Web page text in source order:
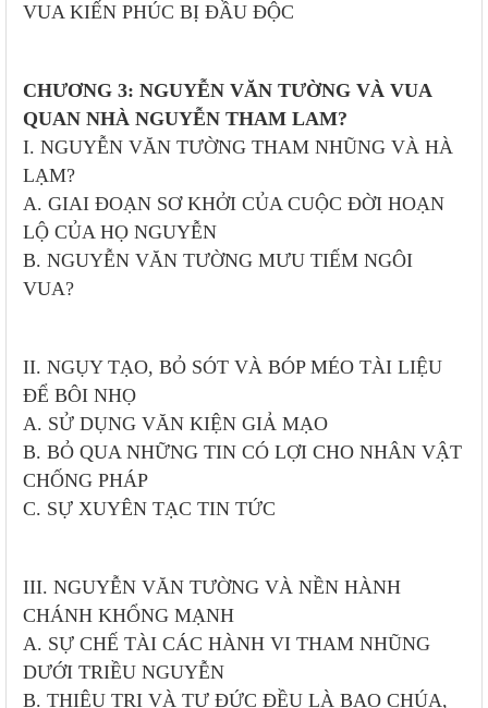
VUA KIẾN PHÚC BỊ ĐẦU ĐỘC
CHƯƠNG 3: NGUYỄN VĂN TƯỜNG VÀ VUA
QUAN NHÀ NGUYỄN THAM LAM?
I. NGUYỄN VĂN TƯỜNG THAM NHŨNG VÀ HÀ
LẠM?
A. GIAI ĐOẠN SƠ KHỞI CỦA CUỘC ĐỜI HOẠN
LỘ CỦA HỌ NGUYỄN
B. NGUYỄN VĂN TƯỜNG MƯU TIẾM NGÔI
VUA?
II. NGỤY TẠO, BỎ SÓT VÀ BÓP MÉO TÀI LIỆU
ĐỂ BÔI NHỌ
A. SỬ DỤNG VĂN KIỆN GIẢ MẠO
B. BỎ QUA NHỮNG TIN CÓ LỢI CHO NHÂN VẬT
CHỐNG PHÁP
C. SỰ XUYÊN TẠC TIN TỨC
III. NGUYỄN VĂN TƯỜNG VÀ NỀN HÀNH
CHÁNH KHỔNG MẠNH
A. SỰ CHẾ TÀI CÁC HÀNH VI THAM NHŨNG
DƯỚI TRIỀU NGUYỄN
B. THIỆU TRỊ VÀ TỰ ÐỨC ĐỀU LÀ BẠO CHÚA,